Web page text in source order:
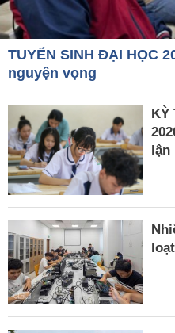
TUYỂN SINH ĐẠI HỌC
nguyện vọng
KỲ
lận